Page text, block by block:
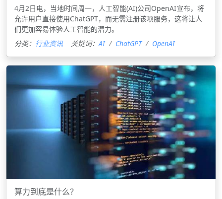
4月2日电，当地时间周一，人工智能(AI)公司OpenAI宣布，将
允许用户直接使用ChatGPT，而无需注册该项服务，这将让人
们更加容易体验人工智能的潜力。
分类： 行业资讯 关键词： AI ChatGPT OpenAI
算力到底是什么？